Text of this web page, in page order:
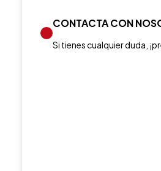
CONTACTA CON
Si tienes cualquier duda,